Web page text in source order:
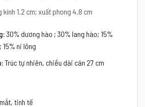
1.2 cm; xuất phong 4.8 cm
: 30% dương hào ; 30% lang hào; 15%
ni lông
: Trúc tự nhiên, chiều dài cán 27 cm
tinh tế